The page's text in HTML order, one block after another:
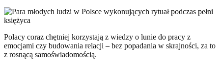
Polacy coraz chętniej korzystają z wiedzy o lunie do pracy z
emocjami czy budowania relacji – bez popadania w skrajności, za to
z rosnącą samoświadomością.